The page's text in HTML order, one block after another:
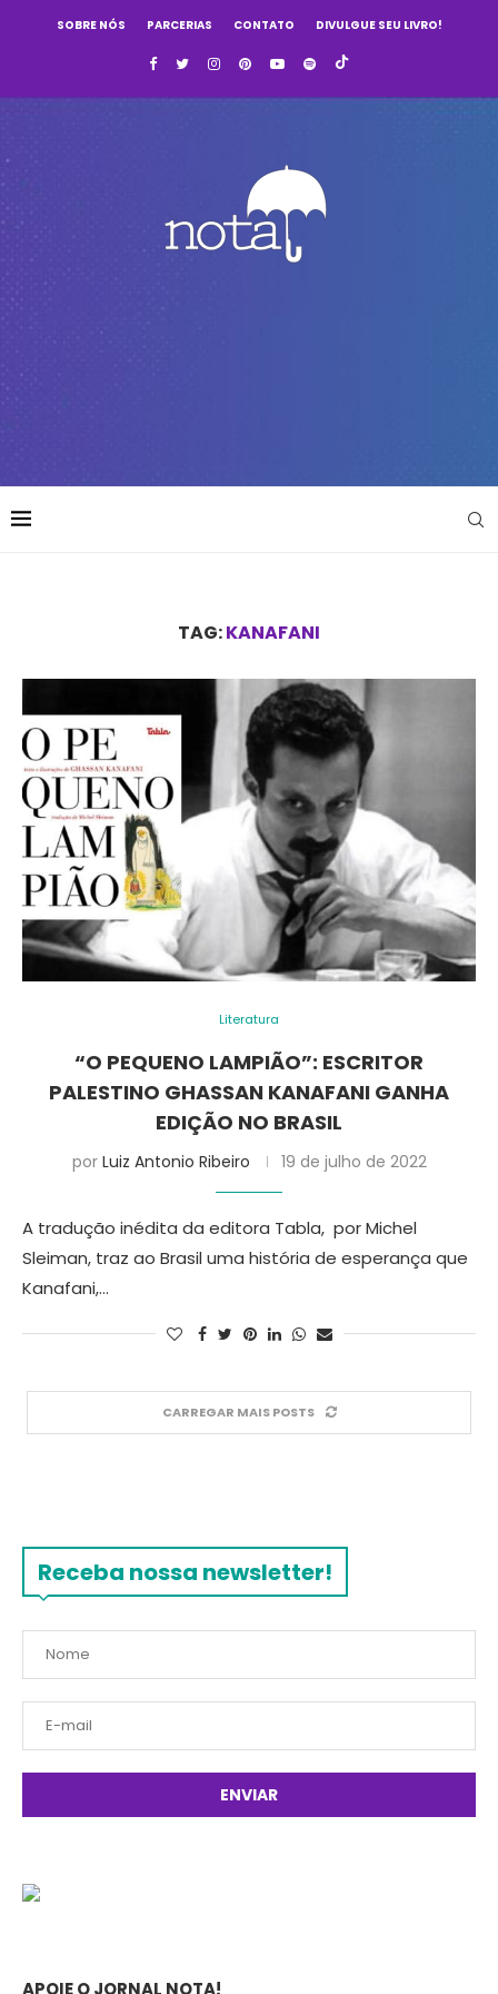
SOBRE NÓS PARCERIAS CONTATO DIVULGUE SEU LIVRO!
TAG:KANAFANI
Literatura
“O PEQUENO LAMPIÃO”: ESCRITOR
PALESTINO GHASSAN KANAFANI GANHA
EDIÇÃO NO BRASIL
por Luiz Antonio Ribeiro 19 de julho de 2022
A tradução inédita da editora Tabla, por Michel
Sleiman, traz ao Brasil uma história de esperança que
Kanafani,…
CARREGAR MAIS POSTS
Receba nossa newsletter!
APOIE O JORNAL NOTA!